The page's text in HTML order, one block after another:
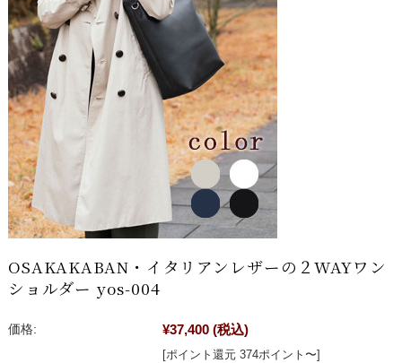
OSAKAKABAN・イタリアンレザーの２WAYワン
ショルダー yos-004
価格: ¥37,400 (税込)
[ポイント還元 374ポイント〜]